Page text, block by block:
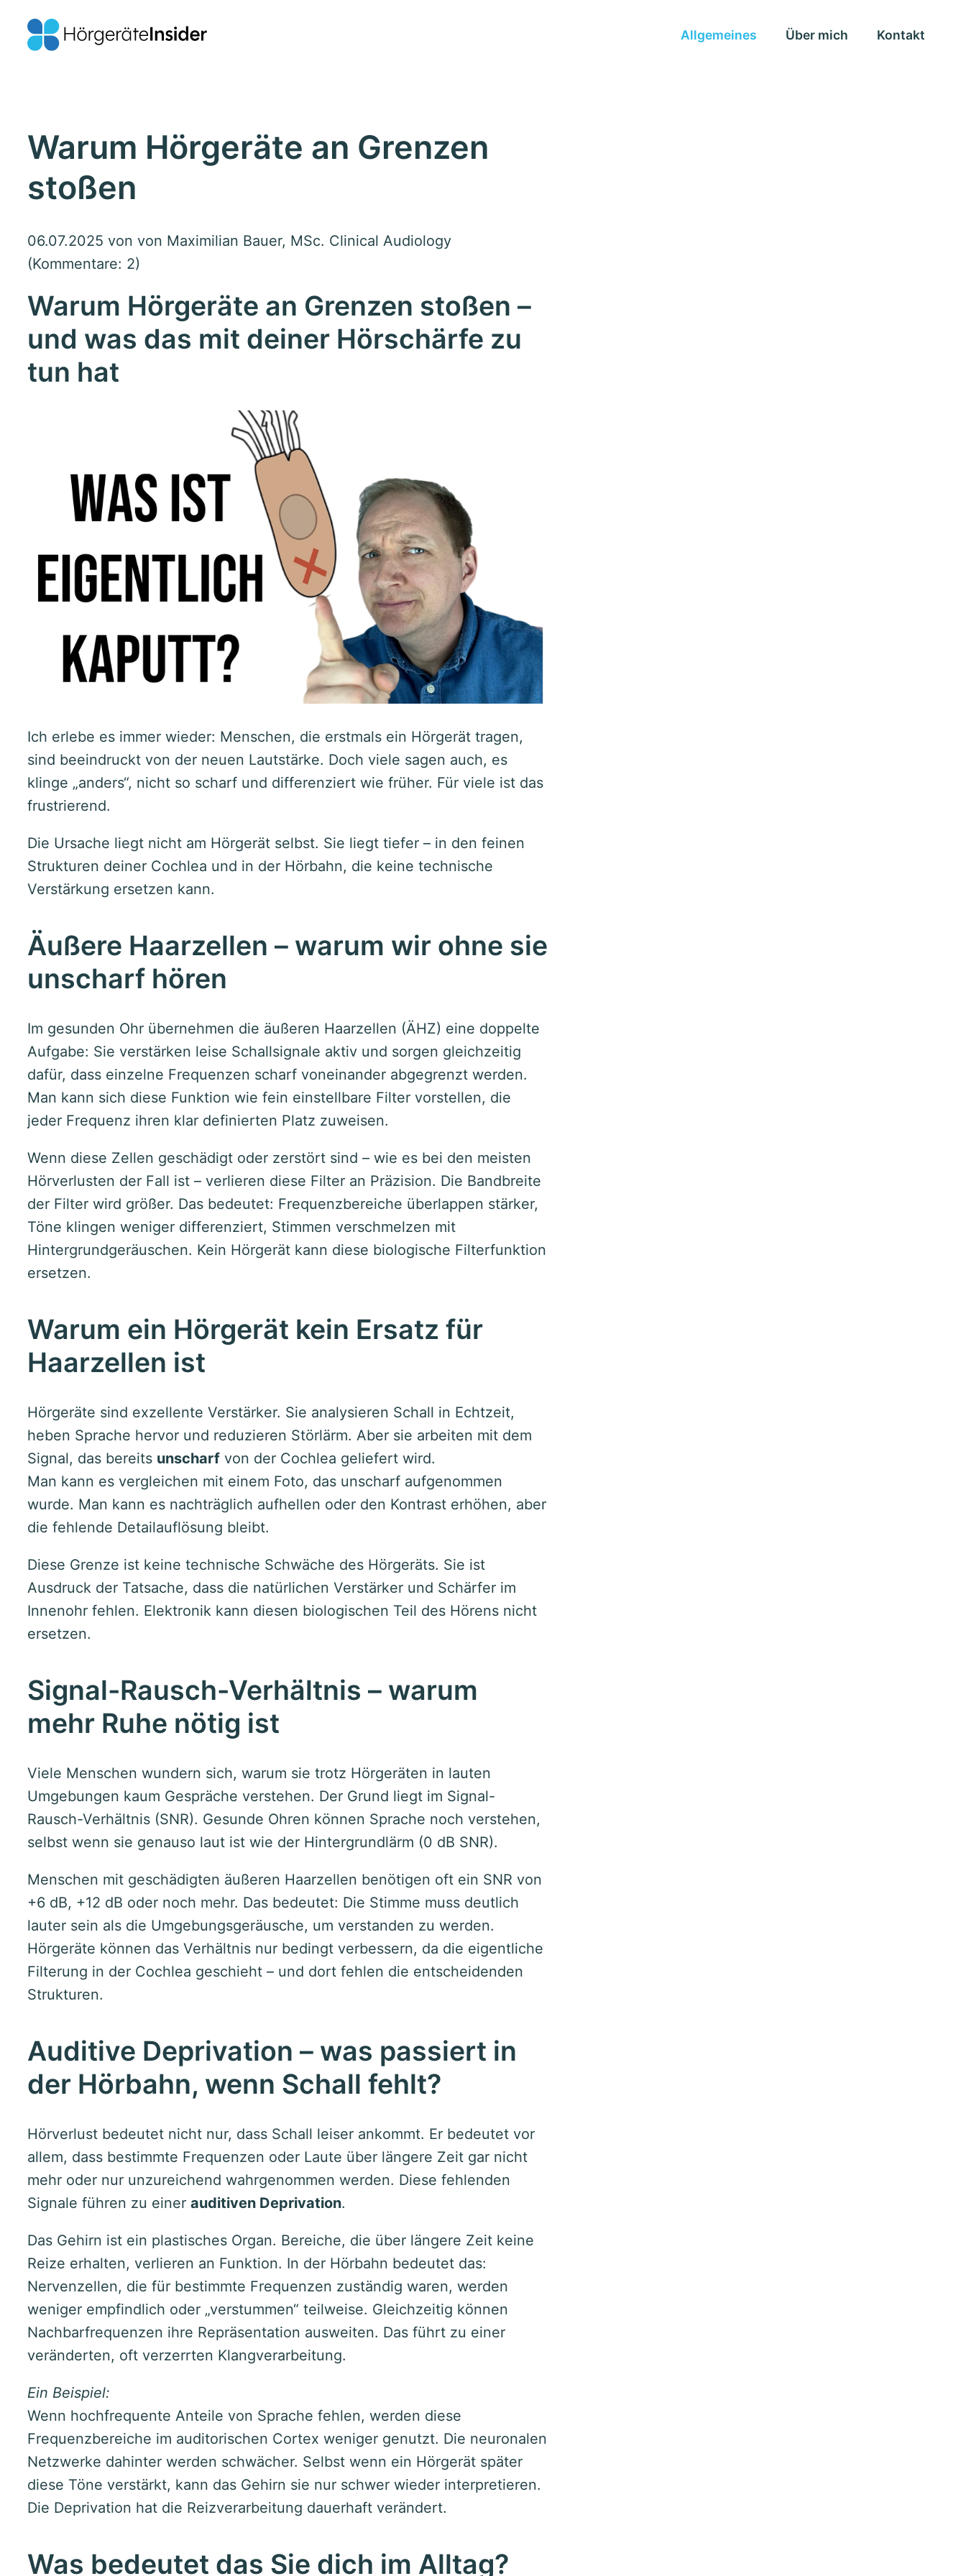
Allgemeines Über mich Kontakt
Warum Hörgeräte an Grenzen
stoßen
06.07.2025 von von Maximilian Bauer, MSc. Clinical Audiology
(Kommentare: 2)
Warum Hörgeräte an Grenzen stoßen –
und was das mit deiner Hörschärfe zu
tun hat
Ich erlebe es immer wieder: Menschen, die erstmals ein Hörgerät tragen,
sind beeindruckt von der neuen Lautstärke. Doch viele sagen auch, es
klinge „anders“, nicht so scharf und differenziert wie früher. Für viele ist das
frustrierend.
Die Ursache liegt nicht am Hörgerät selbst. Sie liegt tiefer – in den feinen
Strukturen deiner Cochlea und in der Hörbahn, die keine technische
Verstärkung ersetzen kann.
Äußere Haarzellen – warum wir ohne sie
unscharf hören
Im gesunden Ohr übernehmen die äußeren Haarzellen (ÄHZ) eine doppelte
Aufgabe: Sie verstärken leise Schallsignale aktiv und sorgen gleichzeitig
dafür, dass einzelne Frequenzen scharf voneinander abgegrenzt werden.
Man kann sich diese Funktion wie fein einstellbare Filter vorstellen, die
jeder Frequenz ihren klar definierten Platz zuweisen.
Wenn diese Zellen geschädigt oder zerstört sind – wie es bei den meisten
Hörverlusten der Fall ist – verlieren diese Filter an Präzision. Die Bandbreite
der Filter wird größer. Das bedeutet: Frequenzbereiche überlappen stärker,
Töne klingen weniger differenziert, Stimmen verschmelzen mit
Hintergrundgeräuschen. Kein Hörgerät kann diese biologische Filterfunktion
ersetzen.
Warum ein Hörgerät kein Ersatz für
Haarzellen ist
Hörgeräte sind exzellente Verstärker. Sie analysieren Schall in Echtzeit,
heben Sprache hervor und reduzieren Störlärm. Aber sie arbeiten mit dem
Signal, das bereits unscharfvon der Cochlea geliefert wird.
Man kann es vergleichen mit einem Foto, das unscharf aufgenommen
wurde. Man kann es nachträglich aufhellen oder den Kontrast erhöhen, aber
die fehlende Detailauflösung bleibt.
Diese Grenze ist keine technische Schwäche des Hörgeräts. Sie ist
Ausdruck der Tatsache, dass die natürlichen Verstärker und Schärfer im
Innenohr fehlen. Elektronik kann diesen biologischen Teil des Hörens nicht
ersetzen.
Signal-Rausch-Verhältnis – warum
mehr Ruhe nötig ist
Viele Menschen wundern sich, warum sie trotz Hörgeräten in lauten
Umgebungen kaum Gespräche verstehen. Der Grund liegt im Signal-
Rausch-Verhältnis (SNR). Gesunde Ohren können Sprache noch verstehen,
selbst wenn sie genauso laut ist wie der Hintergrundlärm (0 dB SNR).
Menschen mit geschädigten äußeren Haarzellen benötigen oft ein SNR von
+6 dB, +12 dB oder noch mehr. Das bedeutet: Die Stimme muss deutlich
lauter sein als die Umgebungsgeräusche, um verstanden zu werden.
Hörgeräte können das Verhältnis nur bedingt verbessern, da die eigentliche
Filterung in der Cochlea geschieht – und dort fehlen die entscheidenden
Strukturen.
Auditive Deprivation – was passiert in
der Hörbahn, wenn Schall fehlt?
Hörverlust bedeutet nicht nur, dass Schall leiser ankommt. Er bedeutet vor
allem, dass bestimmte Frequenzen oder Laute über längere Zeit gar nicht
mehr oder nur unzureichend wahrgenommen werden. Diese fehlenden
Signale führen zu einer auditiven Deprivation.
Das Gehirn ist ein plastisches Organ. Bereiche, die über längere Zeit keine
Reize erhalten, verlieren an Funktion. In der Hörbahn bedeutet das:
Nervenzellen, die für bestimmte Frequenzen zuständig waren, werden
weniger empfindlich oder „verstummen“ teilweise. Gleichzeitig können
Nachbarfrequenzen ihre Repräsentation ausweiten. Das führt zu einer
veränderten, oft verzerrten Klangverarbeitung.
Ein Beispiel:
Wenn hochfrequente Anteile von Sprache fehlen, werden diese
Frequenzbereiche im auditorischen Cortex weniger genutzt. Die neuronalen
Netzwerke dahinter werden schwächer. Selbst wenn ein Hörgerät später
diese Töne verstärkt, kann das Gehirn sie nur schwer wieder interpretieren.
Die Deprivation hat die Reizverarbeitung dauerhaft verändert.
Was bedeutet das Sie dich im Alltag?